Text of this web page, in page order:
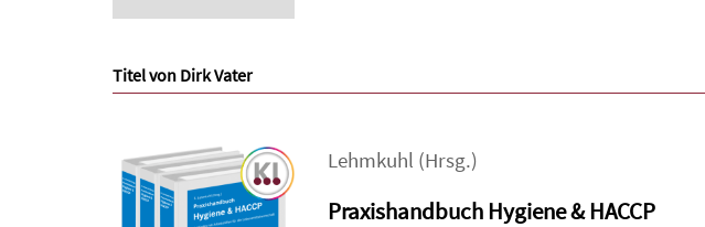
Titel von Dirk Vater
Lehmkuhl (Hrsg.)
Praxishandbuch Hygiene & HACCP